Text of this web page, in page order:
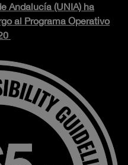
Andalucía (UNIA) ha
al Programa Operativo